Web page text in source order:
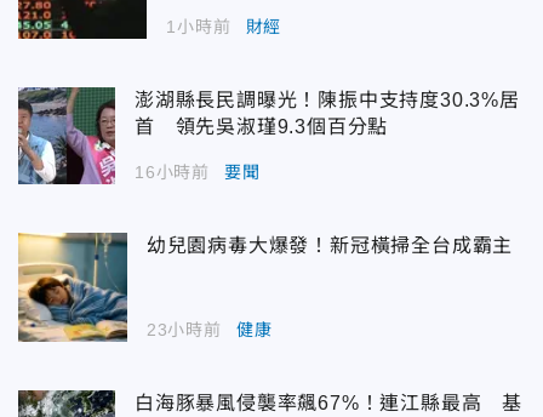
1小時前 財經
澎湖縣長民調曝光！陳振中支持度30.3%居
首 領先吳淑瑾9.3個百分點
16小時前 要聞
幼兒園病毒大爆發！新冠橫掃全台成霸主
23小時前 健康
白海豚暴風侵襲率飆67%！連江縣最高 基